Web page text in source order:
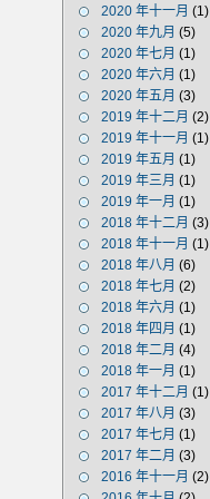
2020 年十一月 (1)
2020 年九月 (5)
2020 年七月 (1)
2020 年六月 (1)
2020 年五月 (3)
2019 年十二月 (2)
2019 年十一月 (1)
2019 年五月 (1)
2019 年三月 (1)
2019 年一月 (1)
2018 年十二月 (3)
2018 年十一月 (1)
2018 年八月 (6)
2018 年七月 (2)
2018 年六月 (1)
2018 年四月 (1)
2018 年二月 (4)
2018 年一月 (1)
2017 年十二月 (1)
2017 年八月 (3)
2017 年七月 (1)
2017 年二月 (3)
2016 年十一月 (2)